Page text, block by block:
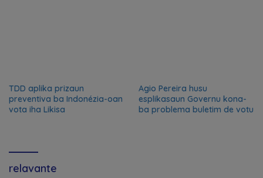
TDD aplika prizaun
preventiva ba Indonézia-oan
vota iha Likisa
Agio Pereira husu
esplikasaun Governu kona-
ba problema buletim de votu
relavante